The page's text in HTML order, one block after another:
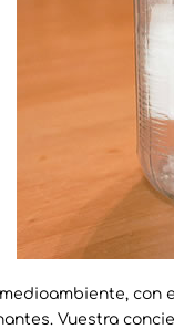
Vuestra